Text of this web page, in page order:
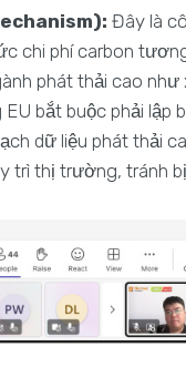
Đây là
chi phí carbon
phát thải cao
bắt buộc phải
dữ liệu phát thải
trì thị trường, tránh